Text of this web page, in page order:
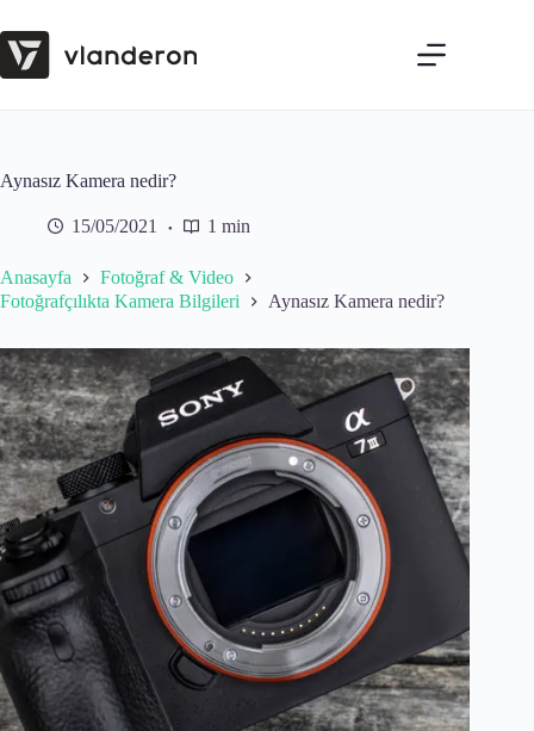
to
content
Aynasız Kamera nedir?
15/05/2021 1 min
Anasayfa
Fotoğraf & Video
Fotoğrafçılıkta Kamera Bilgileri
Aynasız Kamera nedir?